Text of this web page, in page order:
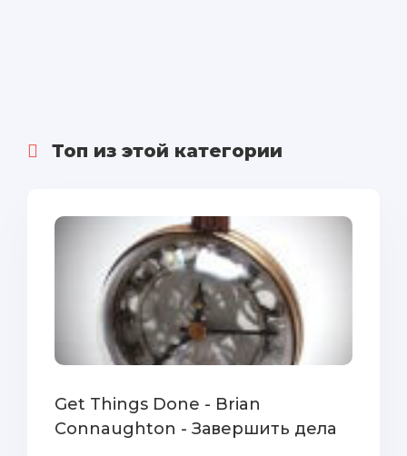
Топ из этой категории
Get Things Done - Brian
Connaughton - Завершить дела